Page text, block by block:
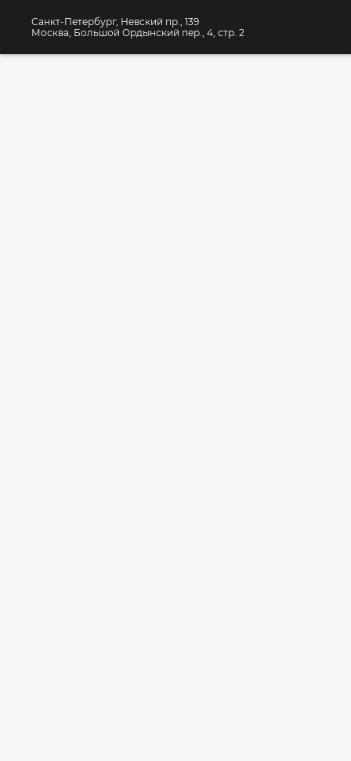
Санкт-Петербург, Невский пр., 139
Москва, Большой Ордынский пер., 4, стр. 2